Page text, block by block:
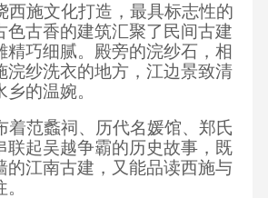
施文化打造，最具标志性的
色古香的建筑汇聚了民间古建
精巧细腻。殿旁的浣纱石，相
浣纱洗衣的地方，江边景致清
的温婉。
范蠡祠、历代名媛馆、郑氏
联起吴越争霸的历史故事，既
的江南古建，又能品读西施与